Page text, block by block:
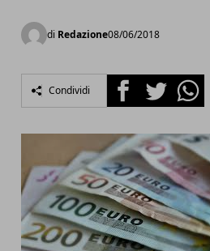
di Redazione08/06/2018
Condividi FacebookTwitter